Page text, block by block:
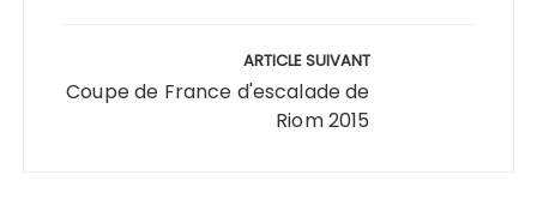
ARTICLE SUIVANT
Coupe de France d'escalade de
Riom 2015